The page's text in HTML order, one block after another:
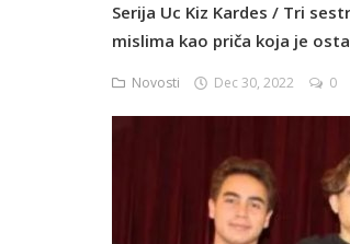
Serija Uc Kiz Kardes / Tri
mislima kao priča koja je
Novosti Dec 30, 2022 0